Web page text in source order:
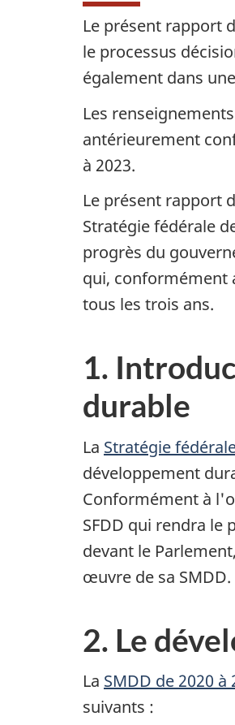
Le présent rapport
le processus
également dans
Les
antérieurement
à 2023.
Le présent rapport
Stratégie fédérale
progrès du
qui, conformément
tous les trois ans.
1.
durable
La Stratégie
développement
Conformément à
SFDD qui rendra le
devant le
œuvre de sa SMDD.
2. Le
La SMDD de 2020 à
suivants :